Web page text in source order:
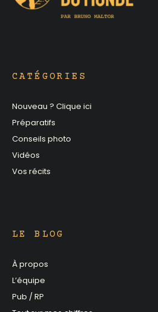
CATÉGORIES
Nouveau ? Clique ici
Préparatifs
Conseils photo
Vidéos
Vos récits
LE BLOG
À propos
L’équipe
Pub / RP